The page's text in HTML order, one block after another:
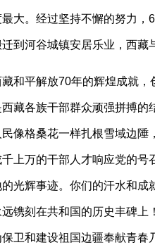
大。经过坚持不懈的努力，
到河谷城镇安居乐业，西藏
和平解放70年的辉煌成就，
藏各族干部群众顽强拼搏的
像格桑花一样扎根雪域边陲
千上万的干部人才响应党的
的光辉事迹。你们的汗水和成
镌刻在共和国的历史丰碑上
保卫和建设祖国边疆奉献青